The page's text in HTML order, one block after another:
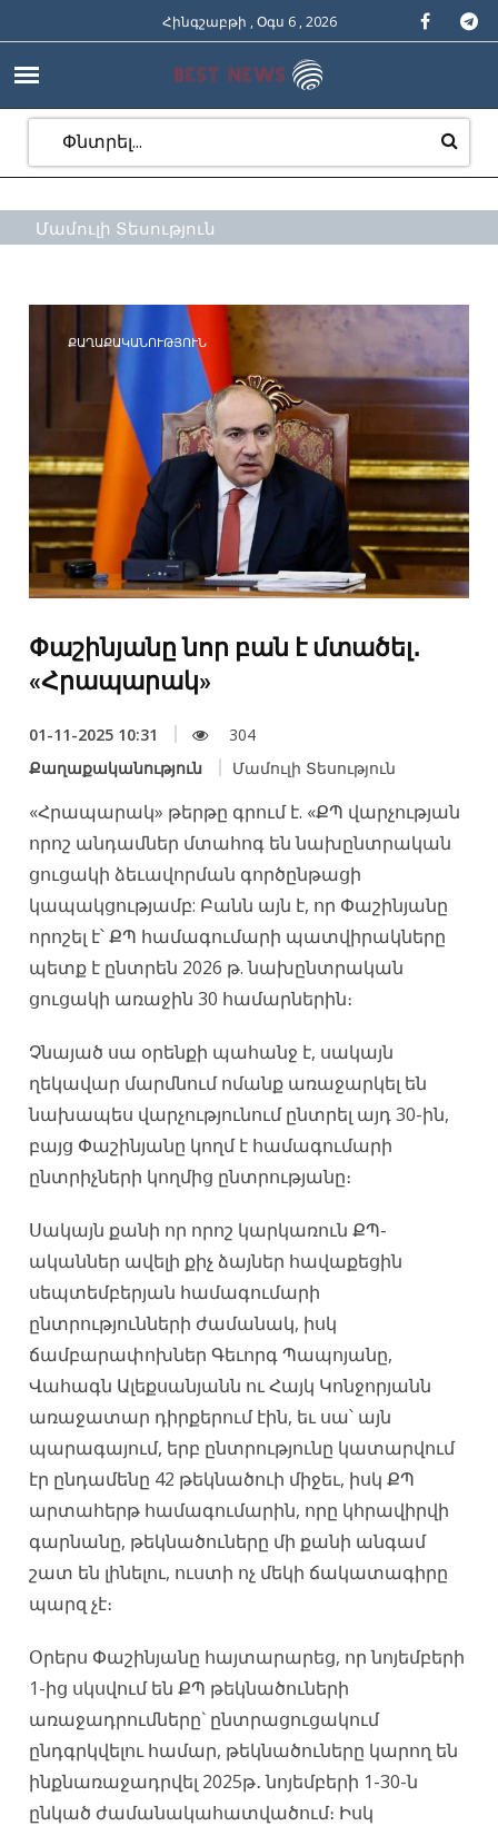
Հինգշաբթի , Օգս 6 , 2026
Մամուլի Տեսություն
ՔԱՂԱՔԱԿԱՆՈՒԹՅՈՒՆ
Փաշինյանը նոր բան է մտածել․
«Հրապարակ»
01-11-2025 10:31
304
Քաղաքականություն
Մամուլի Տեսություն
«Հրապարակ» թերթը գրում է. «ՔՊ վարչության
որոշ անդամներ մտահոգ են նախընտրական
ցուցակի ձեւավորման գործընթացի
կապակցությամբ: Բանն այն է, որ Փաշինյանը
որոշել է՝ ՔՊ համագումարի պատվիրակները
պետք է ընտրեն 2026 թ. նախընտրական
ցուցակի առաջին 30 համարներին։
Չնայած սա օրենքի պահանջ է, սակայն
ղեկավար մարմնում ոմանք առաջարկել են
նախապես վարչությունում ընտրել այդ 30-ին,
բայց Փաշինյանը կողմ է համագումարի
ընտրիչների կողմից ընտրությանը։
Սակայն քանի որ որոշ կարկառուն ՔՊ-
ականներ ավելի քիչ ձայներ հավաքեցին
սեպտեմբերյան համագումարի
ընտրությունների ժամանակ, իսկ
ճամբարափոխներ Գեւորգ Պապոյանը,
Վահագն Ալեքսանյանն ու Հայկ Կոնջորյանն
առաջատար դիրքերում էին, եւ սա՝ այն
պարագայում, երբ ընտրությունը կատարվում
էր ընդամենը 42 թեկնածուի միջեւ, իսկ ՔՊ
արտահերթ համագումարին, որը կհրավիրվի
գարնանը, թեկնածուները մի քանի անգամ
շատ են լինելու, ուստի ոչ մեկի ճակատագիրը
պարզ չէ։
Օրերս Փաշինյանը հայտարարեց, որ նոյեմբերի
1-ից սկսվում են ՔՊ թեկնածուների
առաջադրումները` ընտրացուցակում
ընդգրկվելու համար, թեկնածուները կարող են
ինքնառաջադրվել 2025թ․ նոյեմբերի 1-30-ն
ընկած ժամանակահատվածում։ Իսկ